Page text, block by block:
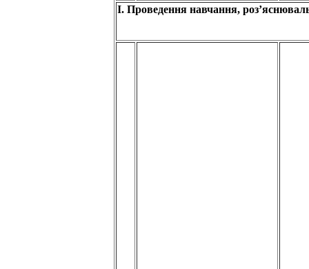
І. Проведення навчання,